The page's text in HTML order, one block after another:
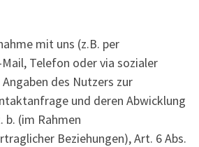
mit uns (z.B. per
Telefon oder via sozialer
des Nutzers zur
und deren Abwicklung
b. (im Rahmen
Beziehungen), Art. 6 Abs.